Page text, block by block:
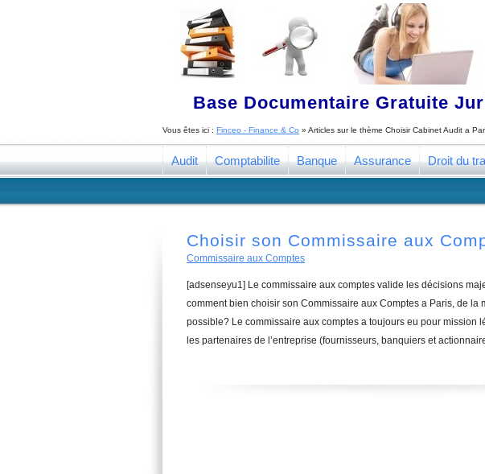
Base Documentaire Gratuite
Vous êtes ici : Finceo - Finance & Co » Articles sur le thème Choisir Cabinet Audit a
Audit Comptabilite Banque Assurance Droit du
Choisir son Commissaire aux
Commissaire aux Comptes
[adsenseyu1] Le commissaire aux comptes valide les décisions
comment bien choisir son Commissaire aux Comptes a Paris, de la
possible? Le commissaire aux comptes a toujours eu pour mission
les partenaires de l’entreprise (fournisseurs, banquiers et